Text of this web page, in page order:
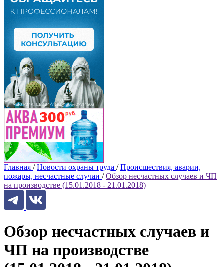
Главная / Новости охраны труда / Происшествия, аварии,
пожары, несчастные случаи / Обзор несчастных случаев и ЧП
на производстве (15.01.2018 - 21.01.2018)
Обзор несчастных случаев и
ЧП на производстве